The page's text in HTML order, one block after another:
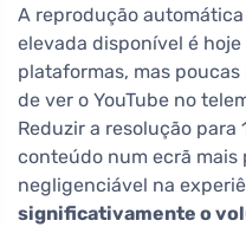
A reprodução
elevada disponível é
plataformas, mas
de ver o YouTube no
Reduzir a resolução para
conteúdo num ecrã
negligenciável na
significativamente o